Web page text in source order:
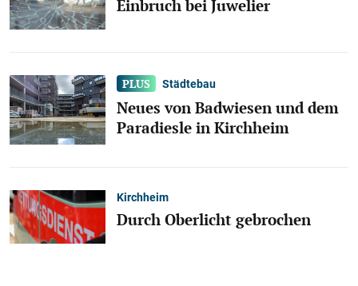
Einbruch bei Juwelier
Städtebau
Neues von Badwiesen und dem
Paradiesle in Kirchheim
Kirchheim
Durch Oberlicht gebrochen